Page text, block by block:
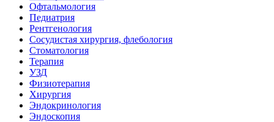
Офтальмология
Педиатрия
Рентгенология
Сосудистая хирургия, флебология
Стоматология
Терапия
УЗД
Физиотерапия
Хирургия
Эндокринология
Эндоскопия